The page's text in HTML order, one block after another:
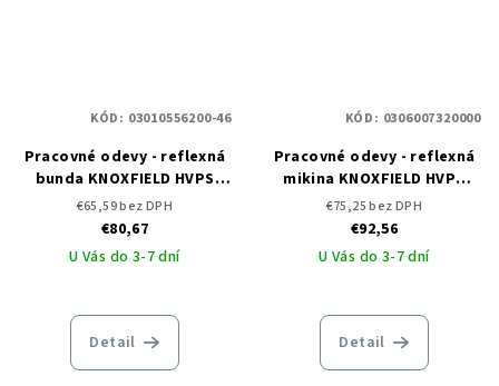
Pracovné odevy - reflexná
bunda KNOXFIELD HVPS
ČERVA
€65,59 bez DPH
€80,67
U Vás do 3-7 dní
Detail
KÓD: 03010556200-46
Pracovné odevy - reflexná
mikina KNOXFIELD HVPS
ČERVA
€75,25 bez DPH
€92,56
U Vás do 3-7 dní
Detail
KÓD: 0306007320000